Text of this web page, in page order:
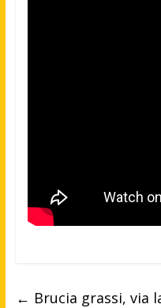
← Brucia grassi, via